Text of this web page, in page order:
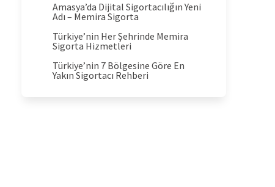
Amasya’da Dijital Sigortacılığın Yeni
Adı – Memira Sigorta
Türkiye’nin Her Şehrinde Memira
Sigorta Hizmetleri
Türkiye’nin 7 Bölgesine Göre En
Yakın Sigortacı Rehberi